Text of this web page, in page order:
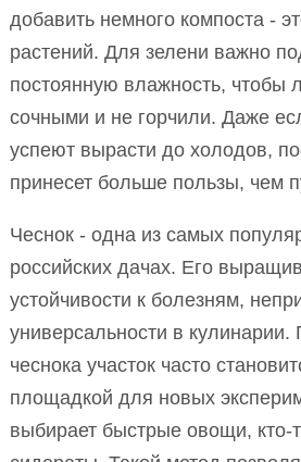
добавить немного компоста -
растений. Для зелени важно
постоянную влажность, чтобы
сочными и не горчили. Даже
успеют вырасти до холодов,
принесет больше пользы, чем
Чеснок - одна из самых
российских дачах. Его
устойчивости к болезням,
универсальности в кулинарии.
чеснока участок часто
площадкой для новых
выбирает быстрые овощи, кто-